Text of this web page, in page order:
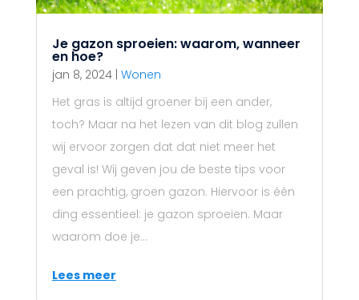
Je gazon sproeien: waarom, wanneer
en hoe?
jan 8, 2024| Wonen
Het gras is altijd groener bij een ander,
toch? Maar na het lezen van dit blog zullen
wij ervoor zorgen dat dat niet meer het
geval is! Wij geven jou de beste tips voor
een prachtig, groen gazon. Hiervoor is één
ding essentieel: je gazon sproeien. Maar
waarom doe je...
Lees meer